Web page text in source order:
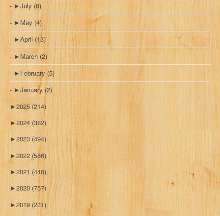
►July (8)
► May (4)
►April (13)
► March (2)
► February (5)
►January (2)
►2025(214)
►2024 (382)
►2023 (494)
►2022 (586)
►2021 (440)
►2020 (757)
►2019 (231)